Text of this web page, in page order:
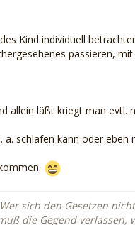
Kind individuell
passieren,
allein läßt kriegt man evtl.
schlafen kann oder eben
Wer sich den Gesetzen
die Gegend verlassen,